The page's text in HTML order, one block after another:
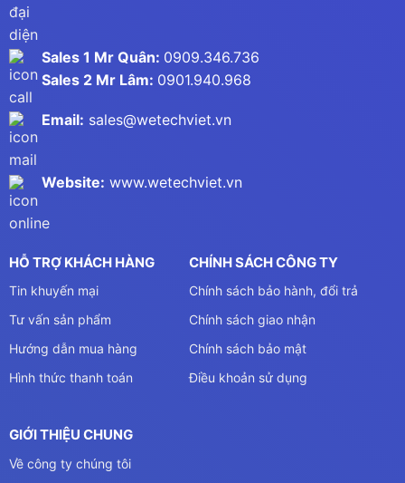
Sales 1 Mr Quân: 0909.346.736
Sales 2 Mr Lâm: 0901.940.968
Email: sales@wetechviet.vn
Website: www.wetechviet.vn
HỖ TRỢ KHÁCH HÀNG
Tin khuyến mại
Tư vấn sản phẩm
Hướng dẫn mua hàng
Hình thức thanh toán
CHÍNH SÁCH CÔNG TY
Chính sách bảo hành, đổi trả
Chính sách giao nhận
Chính sách bảo mật
Điều khoản sử dụng
GIỚI THIỆU CHUNG
Về công ty chúng tôi